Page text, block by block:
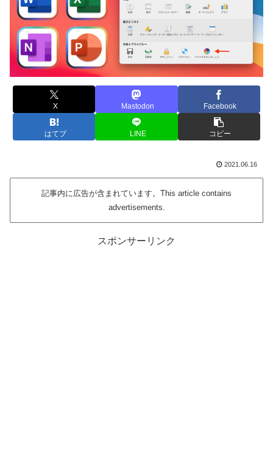
X Mastodon Facebook
はてブ LINE コピー
2021.06.16
記事内に広告が含まれています。This article contains
advertisements.
スポンサーリンク